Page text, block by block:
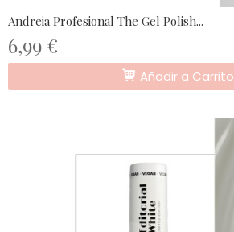
Andreia Profesional The Gel Polish...
6,99 €
Añadir a Carrito